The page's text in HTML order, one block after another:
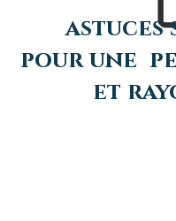
6
pour une
et